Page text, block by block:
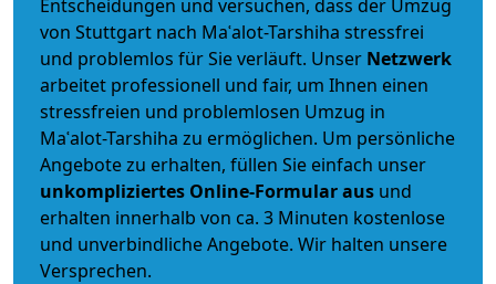
Entscheidungen und versuchen, dass der Umzug
von Stuttgart nach Maʿalot-Tarshiha stressfrei
und problemlos für Sie verläuft. Unser Netzwerk
arbeitet professionell und fair, um Ihnen einen
stressfreien und problemlosen Umzug in
Maʿalot-Tarshiha zu ermöglichen. Um persönliche
Angebote zu erhalten, füllen Sie einfach unser
unkompliziertes Online-Formular aus und
erhalten innerhalb von ca. 3 Minuten kostenlose
und unverbindliche Angebote. Wir halten unsere
Versprechen.